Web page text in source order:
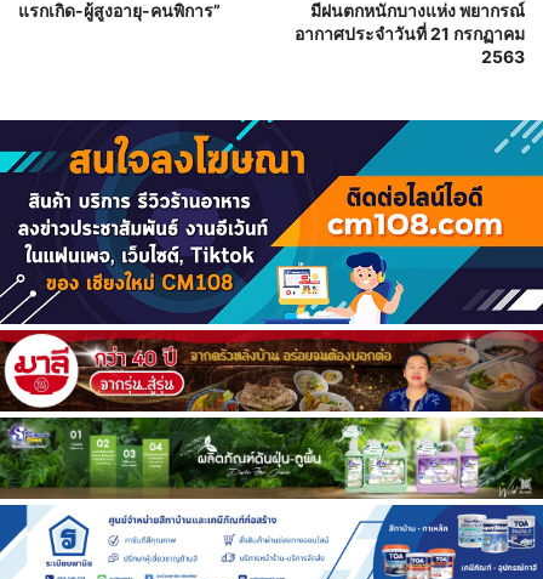
แรกเกิด-ผู้สูงอายุ-คนพิการ”
มีฝนตกหนักบางแห่ง พยากรณ์
อากาศประจำวันที่ 21 กรกฏาคม
2563